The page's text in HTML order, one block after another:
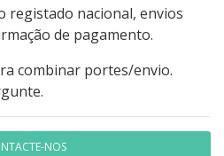
registado nacional, envios
de pagamento.
combinar portes/envio.
NOS